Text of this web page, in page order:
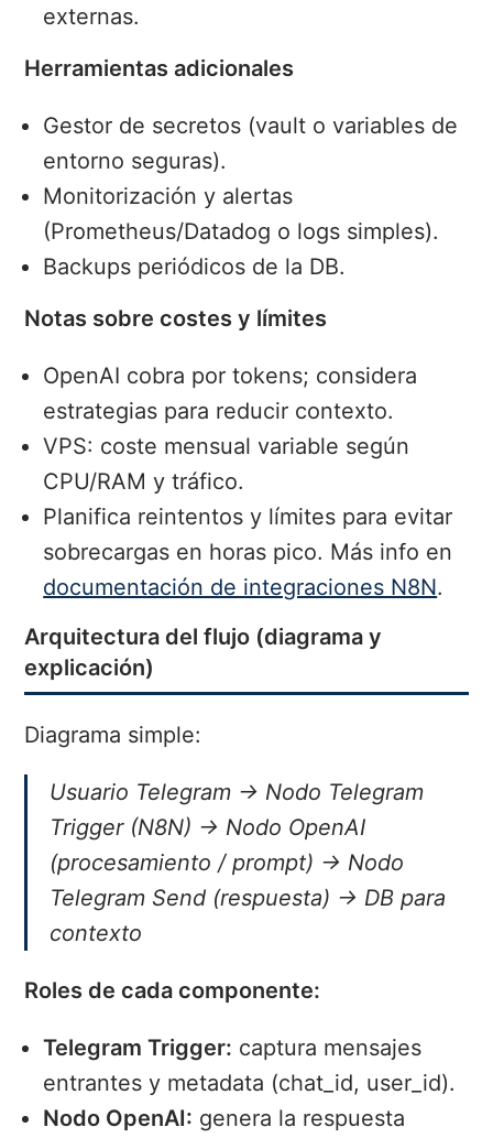
externas.
Herramientas adicionales
Gestor de secretos (vault o variables de
entorno seguras).
Monitorización y alertas
(Prometheus/Datadog o logs simples).
Backups periódicos de la DB.
Notas sobre costes y límites
OpenAI cobra por tokens; considera
estrategias para reducir contexto.
VPS: coste mensual variable según
CPU/RAM y tráfico.
Planifica reintentos y límites para evitar
sobrecargas en horas pico. Más info en
documentación de integraciones N8N.
Arquitectura del flujo (diagrama y
explicación)
Diagrama simple:
Usuario Telegram → Nodo Telegram
Trigger (N8N) → Nodo OpenAI
(procesamiento / prompt) → Nodo
Telegram Send (respuesta) → DB para
contexto
Roles de cada componente:
Telegram Trigger: captura mensajes
entrantes y metadata (chat_id, user_id).
Nodo OpenAI: genera la respuesta